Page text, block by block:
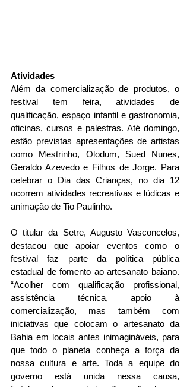
Atividades
Além da comercialização de produtos, o
festival tem feira, atividades de
qualificação, espaço infantil e gastronomia,
oficinas, cursos e palestras. Até domingo,
estão previstas apresentações de artistas
como Mestrinho, Olodum, Sued Nunes,
Geraldo Azevedo e Filhos de Jorge. Para
celebrar o Dia das Crianças, no dia 12
ocorrem atividades recreativas e lúdicas e
animação de Tio Paulinho.
O titular da Setre, Augusto Vasconcelos,
destacou que apoiar eventos como o
festival faz parte da política pública
estadual de fomento ao artesanato baiano.
“Acolher com qualificação profissional,
assistência técnica, apoio à
comercialização, mas também com
iniciativas que colocam o artesanato da
Bahia em locais antes inimagináveis, para
que todo o planeta conheça a força da
nossa cultura e arte. Toda a equipe do
governo está unida nessa causa,